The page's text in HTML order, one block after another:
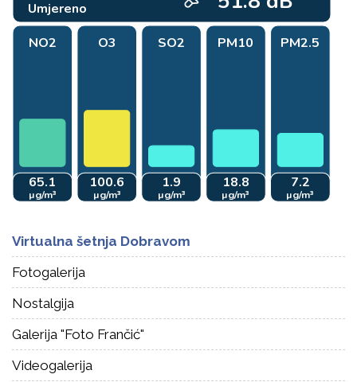
Virtualna šetnja Dobravom
Fotogalerija
Nostalgija
Galerija "Foto Frančić"
Videogalerija